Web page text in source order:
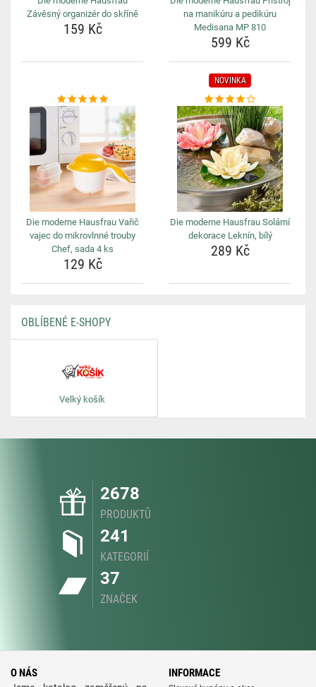
Závěsný organizér do skříně
159 Kč
na manikúru a pedikúru
Medisana MP 810
599 Kč
Die moderne Hausfrau Vařič
vajec do mikrovlnné trouby
Chef, sada 4 ks
129 Kč
NOVINKA
Die moderne Hausfrau Solární
dekorace Leknín, bílý
289 Kč
OBLÍBENÉ E-SHOPY
Velký košík
2678
PRODUKTŮ
241
KATEGORIÍ
37
ZNAČEK
O NÁS INFORMACE